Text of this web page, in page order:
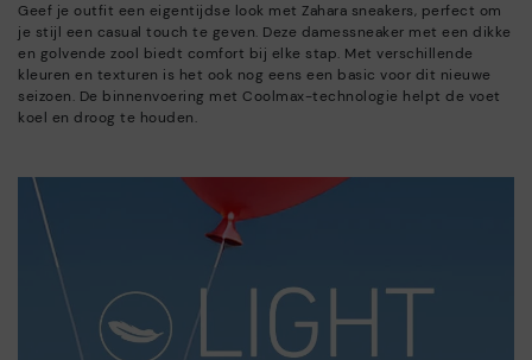
Geef je outfit een eigentijdse look met Zahara sneakers, perfect om
je stijl een casual touch te geven. Deze damessneaker met een dikke
en golvende zool biedt comfort bij elke stap. Met verschillende
kleuren en texturen is het ook nog eens een basic voor dit nieuwe
seizoen. De binnenvoering met Coolmax-technologie helpt de voet
koel en droog te houden.